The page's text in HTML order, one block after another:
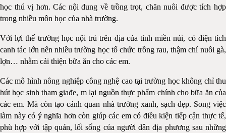
học thú vị hơn. Các nội dung về trồng trọt, chăn nuôi được tích hợp
trong nhiều môn học của nhà trường.
Với lợi thế trường học nội trú trên địa của tỉnh miền núi, có diện tích
canh tác lớn nên nhiều trường học tổ chức trồng rau, thậm chí nuôi gà,
lợn… nhằm cải thiện bữa ăn cho các em.
Các mô hình nông nghiệp công nghệ cao tại trường học không chỉ thu
hút học sinh tham giađe, m lại nguồn thực phẩm chính cho bữa ăn của
các em. Mà còn tạo cảnh quan nhà trường xanh, sạch đẹp. Song việc
làm này có ý nghĩa hơn còn giúp các em có điều kiện tiếp cận thực tế,
phù hợp với tập quán, lối sống của người dân địa phương sau những